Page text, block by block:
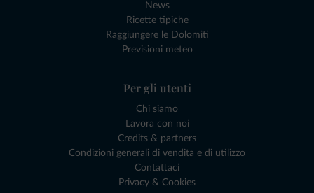
News
Ricette tipiche
Raggiungere le Dolomiti
Previsioni meteo
Per gli utenti
Chi siamo
Lavora con noi
Credits & partners
Condizioni generali di vendita e di utilizzo
Contattaci
Privacy & Cookies